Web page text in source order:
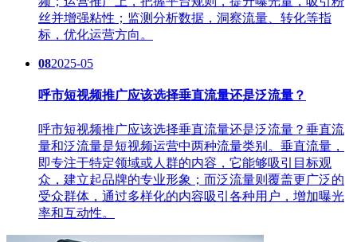
丝并增强粘性；监测分析数据，洞察流量、转化等指
标，优化运营方向。
082025-05
呼市短视频推广应该选择垂直流量还是泛流量？
呼市短视频推广应该选择垂直流量还是泛流量？垂直流
量和泛流量是短视频运营中两种流量类别。垂直流量，
即专注于特定领域或人群的内容，它能够吸引目标观
众，建立起品牌的专业形象；而泛流量则覆盖更广泛的
受众群体，通过多样化的内容吸引各种用户，增加曝光
率和互动性。